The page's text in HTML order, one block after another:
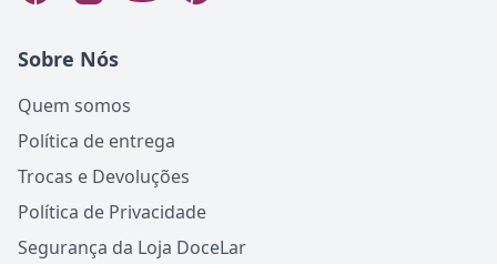
Sobre Nós
Quem somos
Política de entrega
Trocas e Devoluções
Política de Privacidade
Segurança da Loja DoceLar